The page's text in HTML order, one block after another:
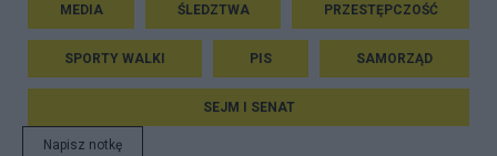
MEDIA ŚLEDZTWA PRZESTĘPCZOŚĆ
SPORTY WALKI PIS SAMORZĄD
SEJM I SENAT
Napisz notkę